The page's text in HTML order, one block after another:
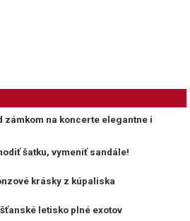
zámkom na koncerte elegantne i
šatku, vymeniť sandále!
krásky z kúpaliska
letisko plné exotov